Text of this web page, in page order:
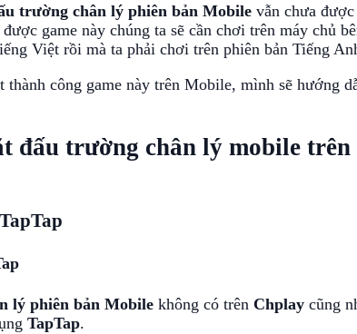
trường chân lý phiên bản Mobilevẫn chưa được
game này chúng ta sẽ cần chơi trên máy chủ
Việt rồi mà ta phải chơi trên phiên bản Tiếng
thành công game này trên Mobile, mình sẽ hướng
đấu trường chân lý mobile
lý phiên bản Mobilekhông có trên Chplay cũng
TapTap.